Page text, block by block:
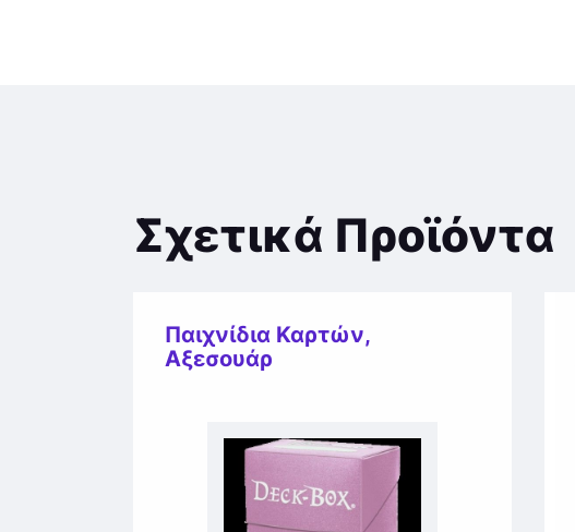
Σχετικά Προϊόντα
Παιχνίδια Καρτών,
Αξεσουάρ